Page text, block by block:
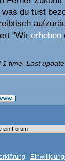
du tust
"Wir erheben
time. Last
·